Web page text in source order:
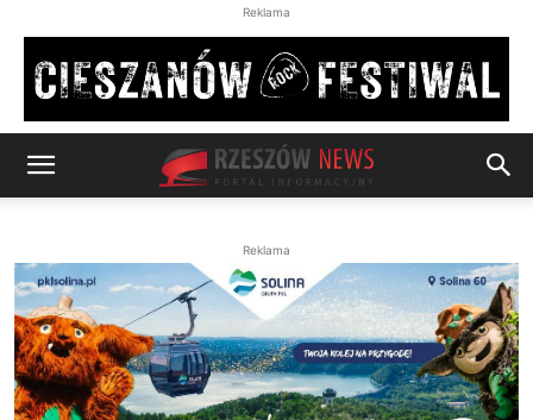
Reklama
Reklama